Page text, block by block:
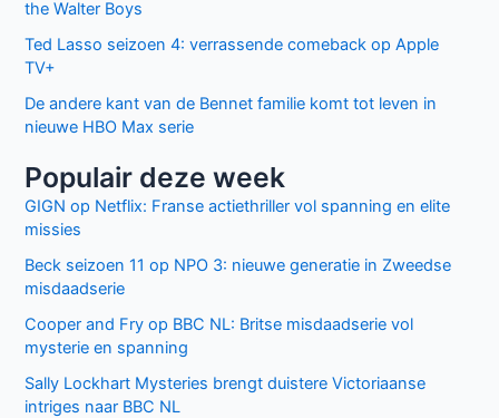
the Walter Boys
Ted Lasso seizoen 4: verrassende comeback op Apple
TV+
De andere kant van de Bennet familie komt tot leven in
nieuwe HBO Max serie
Populair deze week
GIGN op Netflix: Franse actiethriller vol spanning en elite
missies
Beck seizoen 11 op NPO 3: nieuwe generatie in Zweedse
misdaadserie
Cooper and Fry op BBC NL: Britse misdaadserie vol
mysterie en spanning
Sally Lockhart Mysteries brengt duistere Victoriaanse
intriges naar BBC NL